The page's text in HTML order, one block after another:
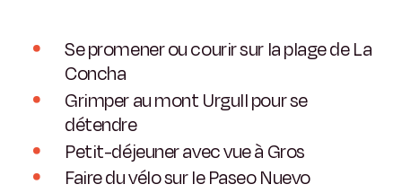
Se promener ou courir sur la plage de La
Concha
Grimper au mont Urgull pour se
détendre
Petit-déjeuner avec vue à Gros
Faire du vélo sur le Paseo Nuevo